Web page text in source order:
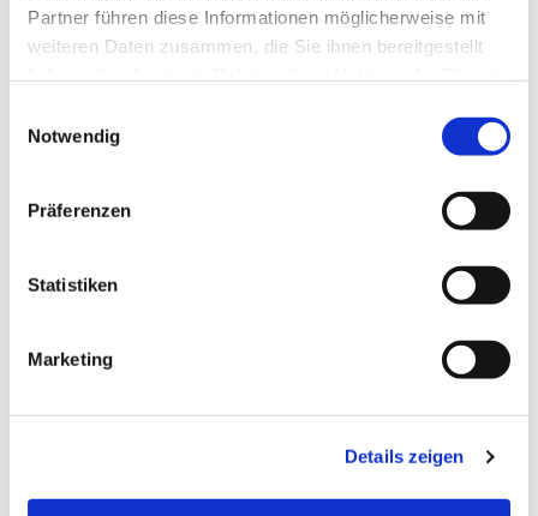
Partner führen diese Informationen möglicherweise mit
weiteren Daten zusammen, die Sie ihnen bereitgestellt
Notwendig
Präferenzen
Statistiken
Marketing
Details zeigen